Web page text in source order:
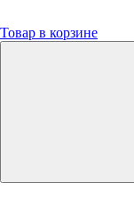
Товар в корзине